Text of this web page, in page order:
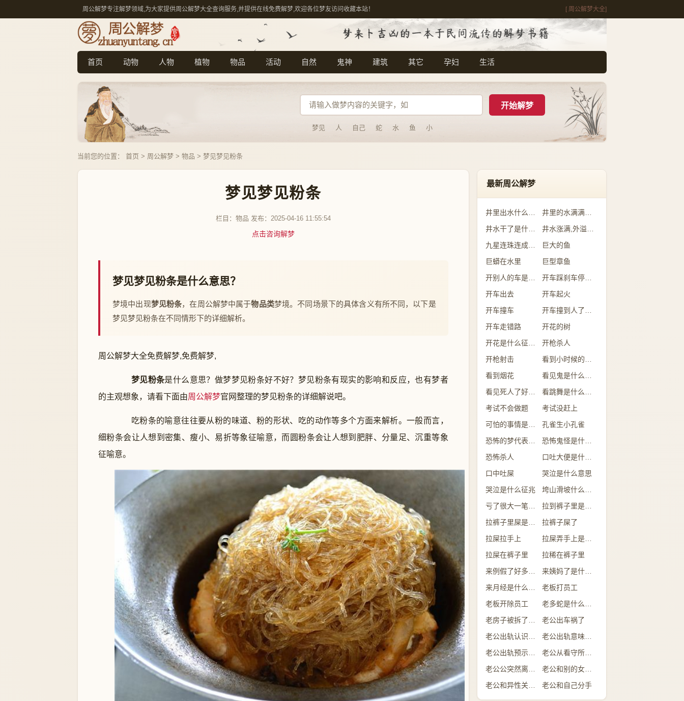
周公解梦专注解梦领域,为大家提供周公解梦大全查询服务,并提供在线免费解梦,欢迎各位梦友访问收藏本站！ [ 周公解梦大全]
首页 动物 人物 植物 物品 活动 自然 鬼神 建筑 其它 孕妇 生活
梦见 人 自己 蛇 水 鱼 小
当前您的位置： 首页 > 周公解梦 > 物品 > 梦见梦见粉条
梦见梦见粉条
栏目： 物品 发布：2025-04-16 11:55:54
点击咨询解梦
梦见梦见粉条是什么意思？
梦境中出现梦见粉条，在周公解梦中属于物品类梦境。不同场景下的具体含义有所不同，以下是
梦见梦见粉条在不同情形下的详细解析。
周公解梦大全免费解梦,免费解梦,
梦见粉条是什么意思？做梦梦见粉条好不好？梦见粉条有现实的影响和反应，也有梦者
的主观想象，请看下面由周公解梦官网整理的梦见粉条的详细解说吧。
吃粉条的喻意往往要从粉的味道、粉的形状、吃的动作等多个方面来解析。一般而言，
细粉条会让人想到密集、瘦小、易折等象征喻意，而圆粉条会让人想到肥胖、分量足、沉重等象
征喻意。
最新周公解梦
井里的水满满的是什么意思
巨大的鱼
巨蟒在水里
巨型章鱼
开车踩刹车停不下来
开车出去
开车起火
开车撞车
开车走错路
开花的树
开枪杀人
开枪射击
看到烟花
考试不会做题
考试没赶上
孔雀生小孔雀
恐怖鬼怪是什么预兆
恐怖杀人
口吐大便是什么意思
口中吐屎
哭泣是什么意思
哭泣是什么征兆
拉到裤子里是什么情况
拉裤子屎了
拉屎拉手上
拉屎弄手上是什么意思
拉屎在裤子里
拉稀在裤子里
来姨妈了是什么意思
老板打员工
老板开除员工
老公出车祸了
老公出轨意味着什么
老公从看守所回来
老公和别的女人吃饭
老公和自己分手